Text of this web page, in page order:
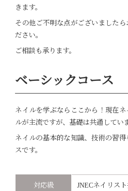
きます。
その他ご不明な点がございましたら
ださい。
ご相談も承ります。
ベーシックコース
ネイルを学ぶならここから！現在
ルが主流ですが、基礎は共通してい
ネイルの基本的な知識、技術の習
スです。
対応級 JNECネイリス